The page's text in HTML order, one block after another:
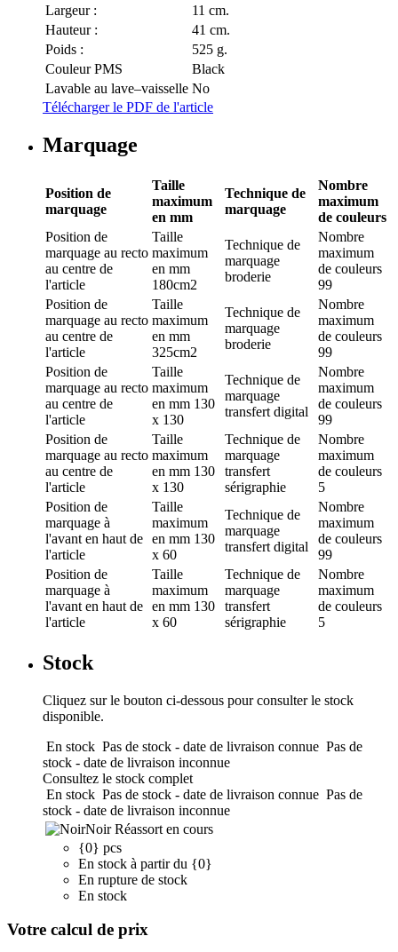
Largeur :
11 cm.
Hauteur :
41 cm.
Poids :
525 g.
Couleur PMS
Black
Lavable au lave–vaisselle No
Télécharger le PDF de l'article
Marquage
Position de
marquage
Taille
maximum
en mm
Technique de
marquage
Nombre
maximum
de couleurs
Position de
marquage au recto
au centre de
l'article
Taille
maximum
en mm
180cm2
Technique de
marquage
broderie
Nombre
maximum
de couleurs
99
Position de
marquage au recto
au centre de
l'article
Taille
maximum
en mm
325cm2
Technique de
marquage
broderie
Nombre
maximum
de couleurs
99
Position de
marquage au recto
au centre de
l'article
Taille
maximum
en mm 130
x 130
Technique de
marquage
transfert digital
Nombre
maximum
de couleurs
99
Position de
marquage au recto
au centre de
l'article
Taille
maximum
en mm 130
x 130
Technique de
marquage
transfert
sérigraphie
Nombre
maximum
de couleurs
5
Position de
marquage à
l'avant en haut de
l'article
Taille
maximum
en mm 130
x 60
Technique de
marquage
transfert digital
Nombre
maximum
de couleurs
99
Position de
marquage à
l'avant en haut de
l'article
Taille
maximum
en mm 130
x 60
Technique de
marquage
transfert
sérigraphie
Nombre
maximum
de couleurs
5
Stock
Cliquez sur le bouton ci-dessous pour consulter le stock
disponible.
En stock Pas de stock - date de livraison connue Pas de
stock - date de livraison inconnue
Consultez le stock complet
En stock Pas de stock - date de livraison connue Pas de
stock - date de livraison inconnue
Noir Réassort en cours
{0} pcs
En stock à partir du {0}
En rupture de stock
En stock
Votre calcul de prix